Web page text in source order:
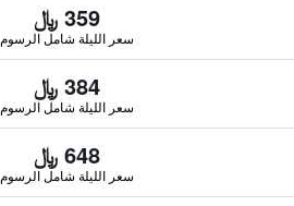
359 ﷼
سعر الليلة شامل الرسوم
384 ﷼
سعر الليلة شامل الرسوم
648 ﷼
سعر الليلة شامل الرسوم